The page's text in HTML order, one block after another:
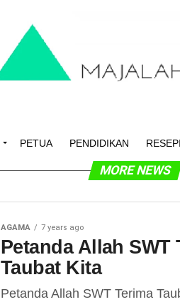
PETUA PENDIDIKAN
MORE NEWS
AGAMA 7 years ago
Petanda Allah SWT
Taubat Kita
Petanda Allah SWT Terima